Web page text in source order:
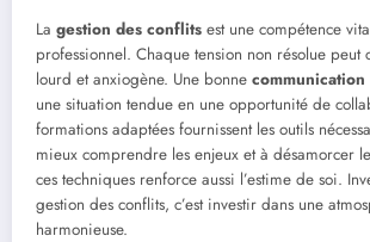
La gestion des conflits est une compétence
professionnel. Chaque tension non résolue peut
lourd et anxiogène. Une bonne communication
une situation tendue en une opportunité de
formations adaptées fournissent les outils
mieux comprendre les enjeux et à désamorcer
ces techniques renforce aussi l’estime de soi.
gestion des conflits, c’est investir dans une
harmonieuse.